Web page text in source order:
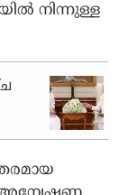
നിന്നുള്ള